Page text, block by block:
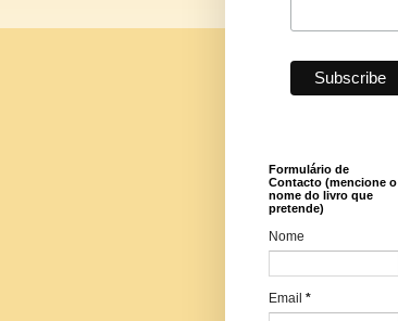
Formulário de
Contacto (mencione o
nome do livro que
pretende)
Nome
Email *